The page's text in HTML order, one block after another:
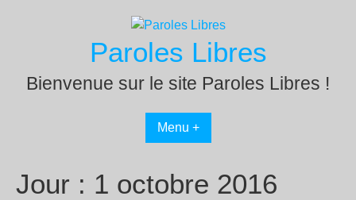
Paroles Libres
Bienvenue sur le site Paroles Libres !
Menu +
Jour : 1 octobre 2016